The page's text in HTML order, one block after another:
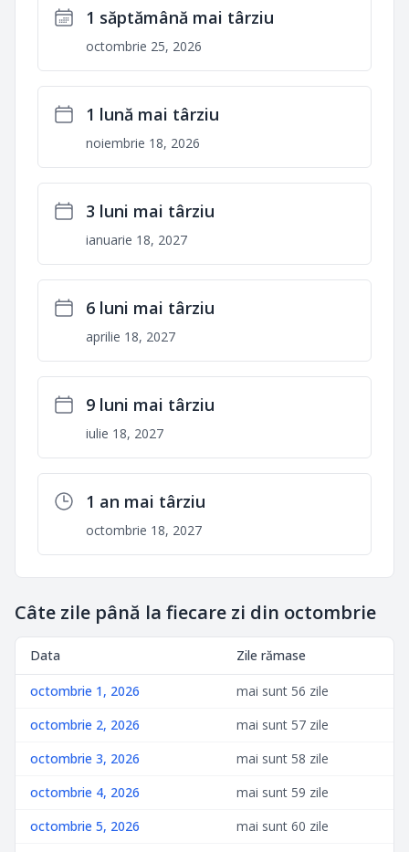
1 săptămână mai târziu
octombrie 25, 2026
1 lună mai târziu
noiembrie 18, 2026
3 luni mai târziu
ianuarie 18, 2027
6 luni mai târziu
aprilie 18, 2027
9 luni mai târziu
iulie 18, 2027
1 an mai târziu
octombrie 18, 2027
Câte zile până la fiecare zi din octombrie
Data Zile rămase
octombrie 1, 2026
mai sunt 56 zile
octombrie 2, 2026
mai sunt 57 zile
octombrie 3, 2026
mai sunt 58 zile
octombrie 4, 2026
mai sunt 59 zile
octombrie 5, 2026
mai sunt 60 zile